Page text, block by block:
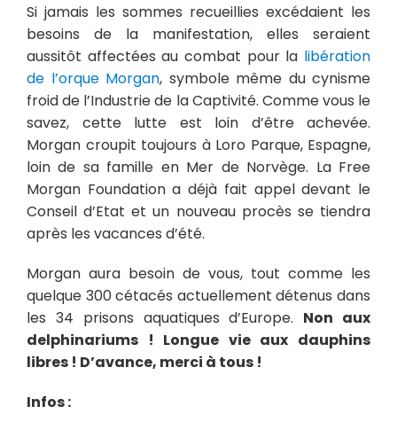
Si jamais les sommes recueillies excédaient les
besoins de la manifestation, elles seraient
aussitôt affectées au combat pour la libération
de l’orque Morgan, symbole même du cynisme
froid de l’Industrie de la Captivité. Comme vous le
savez, cette lutte est loin d’être achevée.
Morgan croupit toujours à Loro Parque, Espagne,
loin de sa famille en Mer de Norvège. La Free
Morgan Foundation a déjà fait appel devant le
Conseil d’Etat et un nouveau procès se tiendra
après les vacances d’été.
Morgan aura besoin de vous, tout comme les
quelque 300 cétacés actuellement détenus dans
les 34 prisons aquatiques d’Europe. Non aux
delphinariums ! Longue vie aux dauphins
libres ! D’avance, merci à tous !
Infos :